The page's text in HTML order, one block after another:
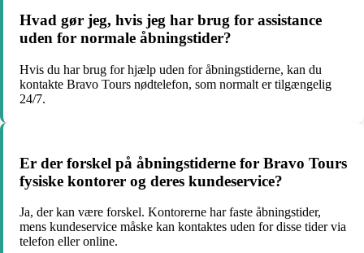
Hvad gør jeg, hvis jeg har brug for assistance
uden for normale åbningstider?
Hvis du har brug for hjælp uden for åbningstiderne, kan du
kontakte Bravo Tours nødtelefon, som normalt er tilgængelig
24/7.
Er der forskel på åbningstiderne for Bravo Tours
fysiske kontorer og deres kundeservice?
Ja, der kan være forskel. Kontorerne har faste åbningstider,
mens kundeservice måske kan kontaktes uden for disse tider via
telefon eller online.